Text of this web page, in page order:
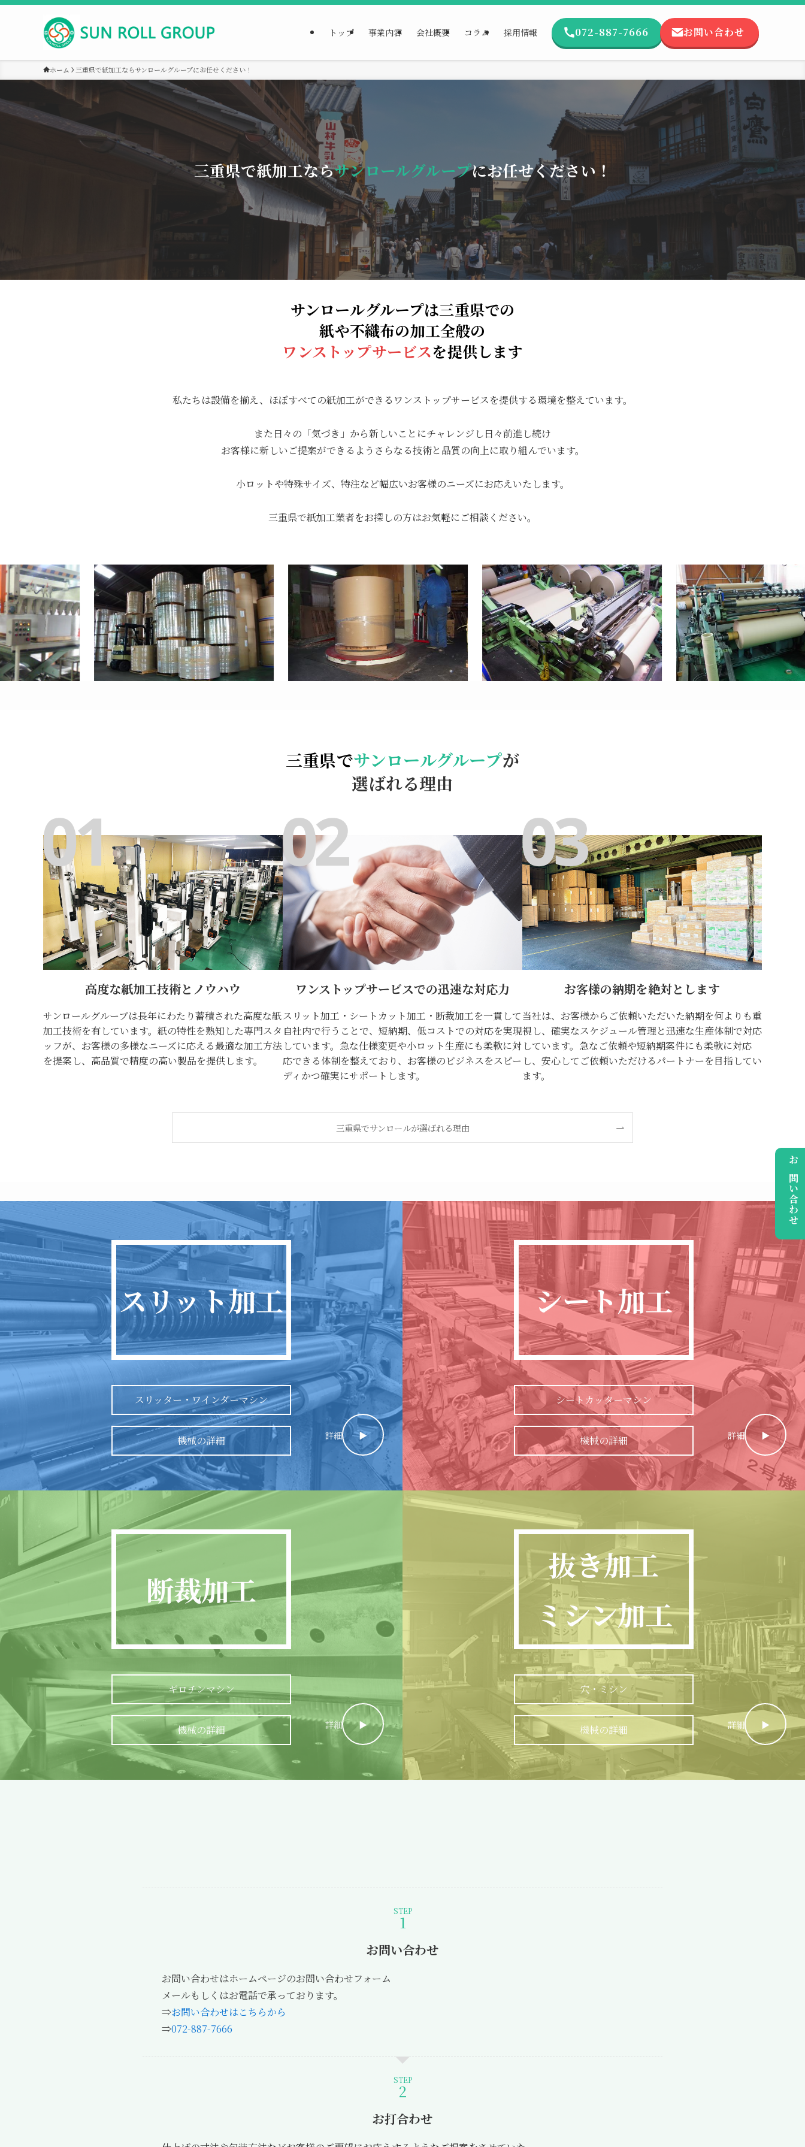
トップ 事業内容 会社概要 コラム 採用情報 072-887-7666 お問い合わせ
ホーム 三重県で紙加工ならサンロールグループにお任せください！
三重県で紙加工ならサンロールグループにお任せください！
サンロールグループは三重県での
紙や不織布の加工全般の
ワンストップサービスを提供します
私たちは設備を揃え、ほぼすべての紙加工ができるワンストップサービスを提供する環境を整えています。
また日々の「気づき」から新しいことにチャレンジし日々前進し続け
お客様に新しいご提案ができるようさらなる技術と品質の向上に取り組んでいます。
小ロットや特殊サイズ、特注など幅広いお客様のニーズにお応えいたします。
三重県で紙加工業者をお探しの方はお気軽にご相談ください。
三重県でサンロールグループが
選ばれる理由
高度な紙加工技術とノウハウ
サンロールグループは長年にわたり蓄積された高度な紙
加工技術を有しています。紙の特性を熟知した専門スタ
ッフが、お客様の多様なニーズに応える最適な加工方法
を提案し、高品質で精度の高い製品を提供します。
ワンストップサービスでの迅速な対応力
スリット加工・シートカット加工・断裁加工を一貫して
自社内で行うことで、短納期、低コストでの対応を実現
しています。急な仕様変更や小ロット生産にも柔軟に対
応できる体制を整えており、お客様のビジネスをスピー
ディかつ確実にサポートします。
お客様の納期を絶対とします
当社は、お客様からご依頼いただいた納期を何よりも重
視し、確実なスケジュール管理と迅速な生産体制で対応
しています。急なご依頼や短納期案件にも柔軟に対応
し、安心してご依頼いただけるパートナーを目指してい
ます。
三重県でサンロールが選ばれる理由
スリット加工
スリッター・ワインダーマシン
機械の詳細 詳細 ▶︎
シート加工
シートカッターマシン
機械の詳細 詳細 ▶︎
断裁加工
ギロチンマシン
機械の詳細 詳細 ▶︎
抜き加工
ミシン加工
穴・ミシン
機械の詳細 詳細 ▶︎
STEP
お問い合わせ
お問い合わせはホームページのお問い合わせフォーム
メールもしくはお電話で承っております。
⇒お問い合わせはこちらから
⇒072-887-7666
STEP
お打合わせ
お問い合わせ